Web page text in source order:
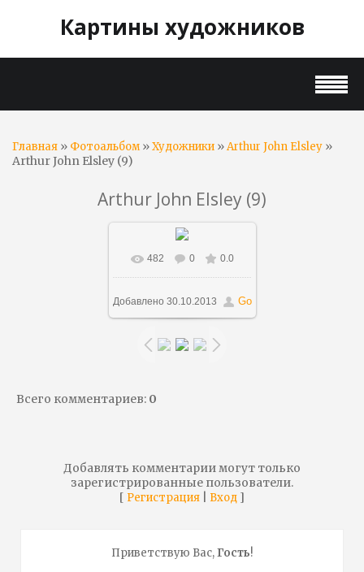
Картины художников
Главная » Фотоальбом»Художники »Arthur John Elsley »
Arthur John Elsley (9)
Arthur John Elsley (9)
В реальном размере
747x1000/ 238.4Kb
482 0 0.0
Добавлено 30.10.2013 Go
Всего комментариев: 0
Добавлять комментарии могут только
зарегистрированные пользователи.
[ Регистрация Вход ]
Приветствую Вас,Гость!